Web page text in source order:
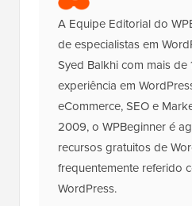
A Equipe Editorial do
de especialistas em
Syed Balkhi com mais de
experiência em
eCommerce, SEO e
2009, o WPBeginner é
recursos gratuitos de
frequentemente referido
WordPress.